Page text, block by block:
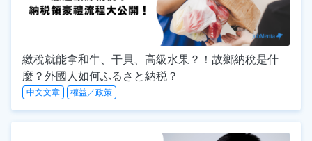
繳稅就能拿和牛、干貝、高級水果？！故鄉納稅是什
麼？外國人如何ふるさと納税？
中文文章 權益／政策